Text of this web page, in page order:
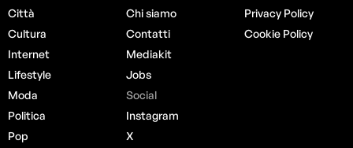
Città
Cultura
Internet
Lifestyle
Moda
Politica
Pop
Chi siamo
Contatti
Mediakit
Jobs
Social
Instagram
X
Privacy Policy
Cookie Policy